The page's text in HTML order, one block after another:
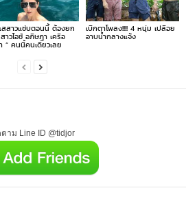
สสาวแซ่บตอนนี้ ต้องยก
าวไอซ์ อภิษฎา เครือ
” คนนี้คนเดียวเลย
เบิกตาโพลง!!!! 4 หนุ่ม เปลือย
อาบน้ำกลางแจ้ง
าม Line ID @tidjor